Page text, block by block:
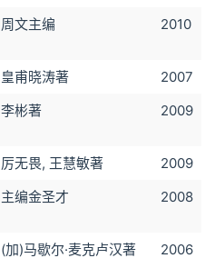
周文主编 2010
皇甫晓涛著
2007
李彬著 2009
厉无畏, 王慧敏著
2009
主编金圣才 2008
(加)马歇尔·麦克卢汉著 2006